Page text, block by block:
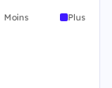
Moins Plus